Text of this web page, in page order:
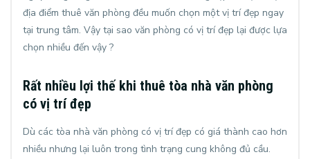
địa điểm thuê văn phòng đều muốn chọn một vị trí đẹp ngay
tại trung tâm. Vậy tại sao văn phòng có vị trí đẹp lại được lựa
chọn nhiều đến vậy ?
Rất nhiều lợi thế khi thuê tòa nhà văn phòng
có vị trí đẹp
Dù các tòa nhà văn phòng có vị trí đẹp có giá thành cao hơn
nhiều nhưng lại luôn trong tình trạng cung không đủ cầu.